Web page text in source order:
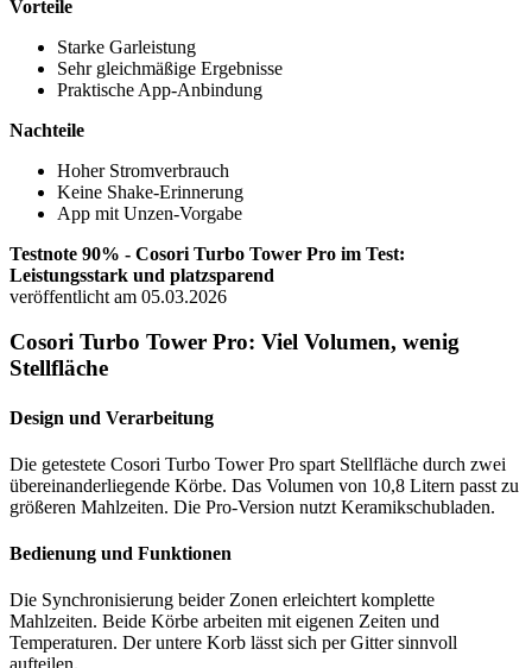
Vorteile
Starke Garleistung
Sehr gleichmäßige Ergebnisse
Praktische App-Anbindung
Nachteile
Hoher Stromverbrauch
Keine Shake-Erinnerung
App mit Unzen-Vorgabe
Testnote 90% - Cosori Turbo Tower Pro im Test:
Leistungsstark und platzsparend
veröffentlicht am 05.03.2026
Cosori Turbo Tower Pro: Viel Volumen, wenig
Stellfläche
Design und Verarbeitung
Die getestete Cosori Turbo Tower Pro spart Stellfläche durch zwei
übereinanderliegende Körbe. Das Volumen von 10,8 Litern passt zu
größeren Mahlzeiten. Die Pro-Version nutzt Keramikschubladen.
Bedienung und Funktionen
Die Synchronisierung beider Zonen erleichtert komplette
Mahlzeiten. Beide Körbe arbeiten mit eigenen Zeiten und
Temperaturen. Der untere Korb lässt sich per Gitter sinnvoll